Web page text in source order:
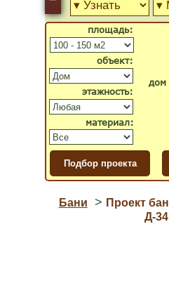
дом
объект:
материал:
площадь:
этажность:
Бани > Проект
Д-34